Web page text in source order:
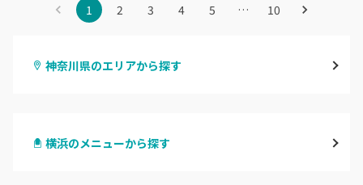
1 2 3 4 5 … 10
神奈川県のエリアから探す
川崎
横浜のメニューから探す